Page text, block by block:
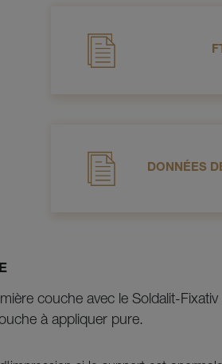
DONNÉES
couche avec le Soldalit-
à appliquer pure.